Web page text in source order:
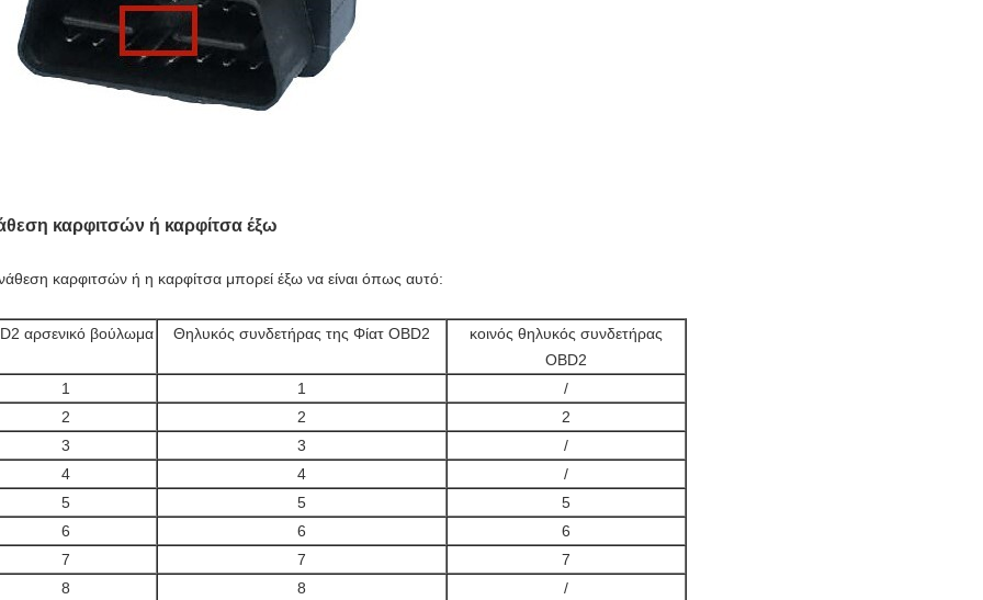
καρφιτσών ή καρφίτσα έξω
καρφιτσών ή η καρφίτσα μπορεί έξω να είναι όπως αυτό:
αρσενικό βούλωμα Θηλυκός συνδετήρας της Φίατ OBD2
κοινός θηλυκός συνδετήρας
OBD2
1
1
/
2
2
2
3
3
/
4
4
/
5
5
5
6
6
6
7
7
7
8
8
/